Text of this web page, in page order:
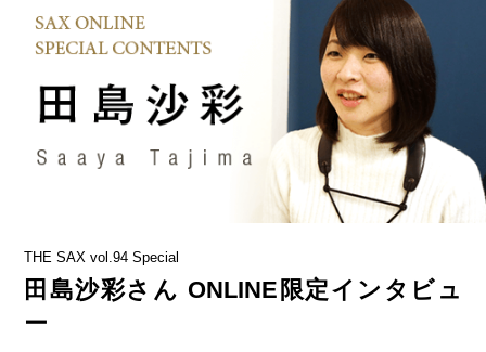
THE SAX vol.94 Special
田島沙彩さん ONLINE限定インタビュ
ー